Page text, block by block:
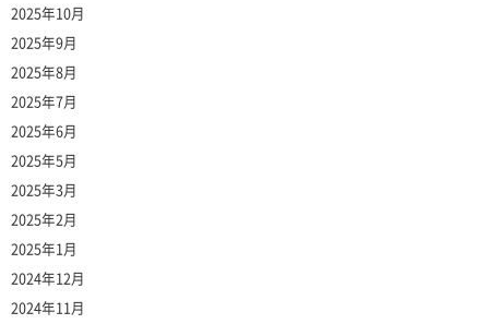
2025年10月
2025年9月
2025年8月
2025年7月
2025年6月
2025年5月
2025年3月
2025年2月
2025年1月
2024年12月
2024年11月